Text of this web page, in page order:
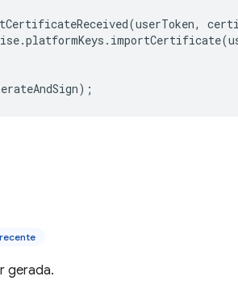
(userToken,
.platformKeys . importCertificate(
);
gerada.